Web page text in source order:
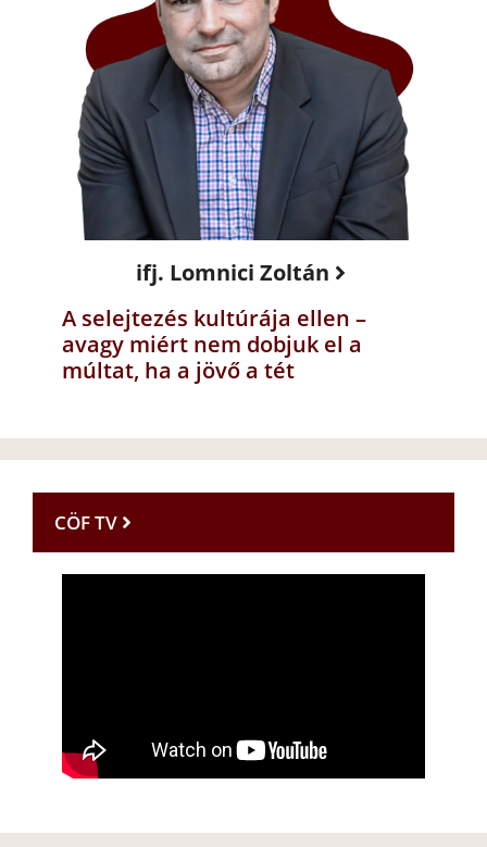
ifj. Lomnici Zoltán
A selejtezés kultúrája ellen –
avagy miért nem dobjuk el a
múltat, ha a jövő a tét
CÖF TV